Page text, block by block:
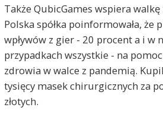
Także QubicGames wspiera
Polska spółka poinformowała, że
wpływów z gier - 20 procent a i w
przypadkach wszystkie - na
zdrowia w walce z pandemią.
tysięcy masek chirurgicznych za
złotych.